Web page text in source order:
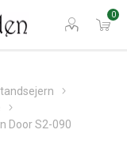
0
Door S2-090